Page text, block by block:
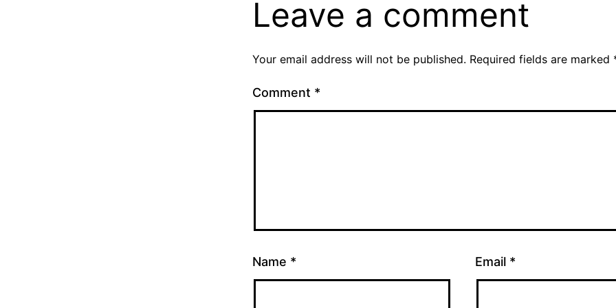
Leave a comment
Your email address will not be published. Required fields are marked
Comment *
Name * Email *